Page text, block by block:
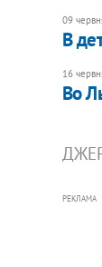
09
В
16
Во
РЕКЛАМА